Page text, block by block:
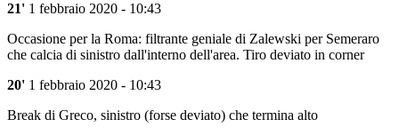
21' 1 febbraio 2020 - 10:43
Occasione per la Roma: filtrante geniale di Zalewski per Semeraro
che calcia di sinistro dall'interno dell'area. Tiro deviato in corner
20' 1 febbraio 2020 - 10:43
Break di Greco, sinistro (forse deviato) che termina alto